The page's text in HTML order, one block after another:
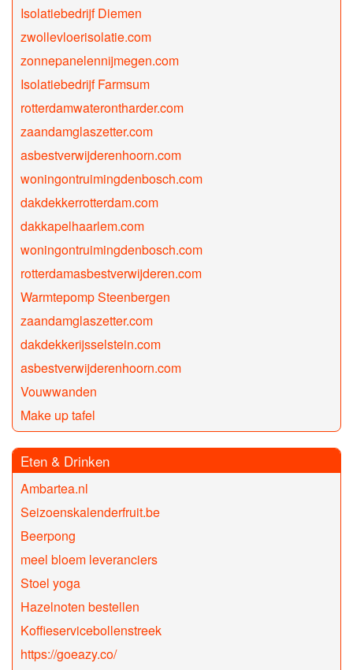
Isolatiebedrijf Diemen
zwollevloerisolatie.com
zonnepanelennijmegen.com
Isolatiebedrijf Farmsum
rotterdamwaterontharder.com
zaandamglaszetter.com
asbestverwijderenhoorn.com
woningontruimingdenbosch.com
dakdekkerrotterdam.com
dakkapelhaarlem.com
woningontruimingdenbosch.com
rotterdamasbestverwijderen.com
Warmtepomp Steenbergen
zaandamglaszetter.com
dakdekkerijsselstein.com
asbestverwijderenhoorn.com
Vouwwanden
Make up tafel
Eten & Drinken
Ambartea.nl
Seizoenskalenderfruit.be
Beerpong
meel bloem leveranciers
Stoel yoga
Hazelnoten bestellen
Koffieservicebollenstreek
https://goeazy.co/